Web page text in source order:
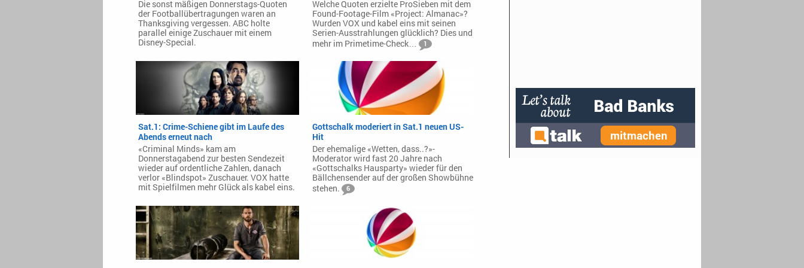
Die sonst mäßigen Donnerstags-Quoten
der Footballübertragungen waren an
Thanksgiving vergessen. ABC holte
parallel einige Zuschauer mit einem
Disney-Special.
Welche Quoten erzielte ProSieben mit dem
Found-Footage-Film «Project: Almanac»?
Wurden VOX und kabel eins mit seinen
Serien-Ausstrahlungen glücklich? Dies und
mehr im Primetime-Check…
1
Sat.1: Crime-Schiene gibt im Laufe des
Abends erneut nach
«Criminal Minds» kam am
Donnerstagabend zur besten Sendezeit
wieder auf ordentliche Zahlen, danach
verlor «Blindspot» Zuschauer. VOX hatte
mit Spielfilmen mehr Glück als kabel eins.
Gottschalk moderiert in Sat.1 neuen US-
Hit
Der ehemalige «Wetten, dass..?»-
Moderator wird fast 20 Jahre nach
«Gottschalks Hausparty» wieder für den
Bällchensender auf der großen Showbühne
stehen.
6